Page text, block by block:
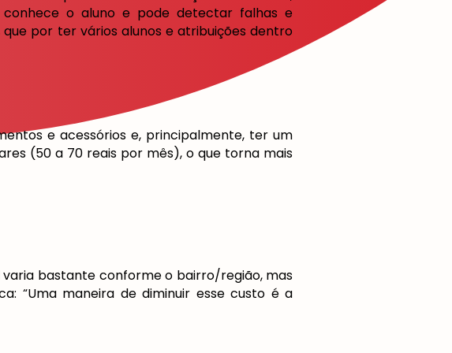
o aluno e pode detectar falhas e
por ter vários alunos e atribuições dentro
e acessórios e, principalmente, ter um
(50 a 70 reais por mês), o que torna mais
varia bastante conforme o bairro/região, mas
“Uma maneira de diminuir esse custo é a